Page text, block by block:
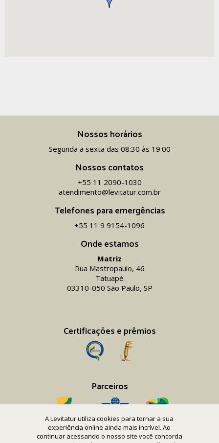
A Levitatur utiliza cookies para tornar a sua
experiência online ainda mais incrível. Ao
continuar acessando o nosso site você concorda
Onde estamos
Matriz
Rua Mastropaulo, 46
Tatuapé
03310-050 São Paulo, SP
Certificações e prêmios
Parceiros
Nossos horários
Segunda a sexta das 08:30 às 19:00
Nossos contatos
+55 11 2090-1030
atendimento@levitatur.com.br
Telefones para emergências
+55 11 9 9154-1096‬